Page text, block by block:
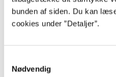
bunden af siden. Du kan
cookies under ”Detaljer”.
Nødvendig
Artikler
Alle registrerede artikler